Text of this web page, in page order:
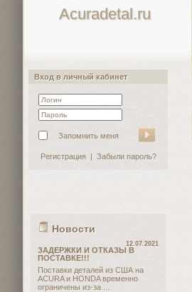
Acuradetal.ru
Вход в личный кабинет
Запомнить меня
Регистрация| Забыли пароль?
Новости
12.07.2021
ЗАДЕРЖКИ И ОТКАЗЫ В
ПОСТАВКЕ!!!
Поставки деталей из США на
ACURA и HONDA временно
ограничены из-за ...